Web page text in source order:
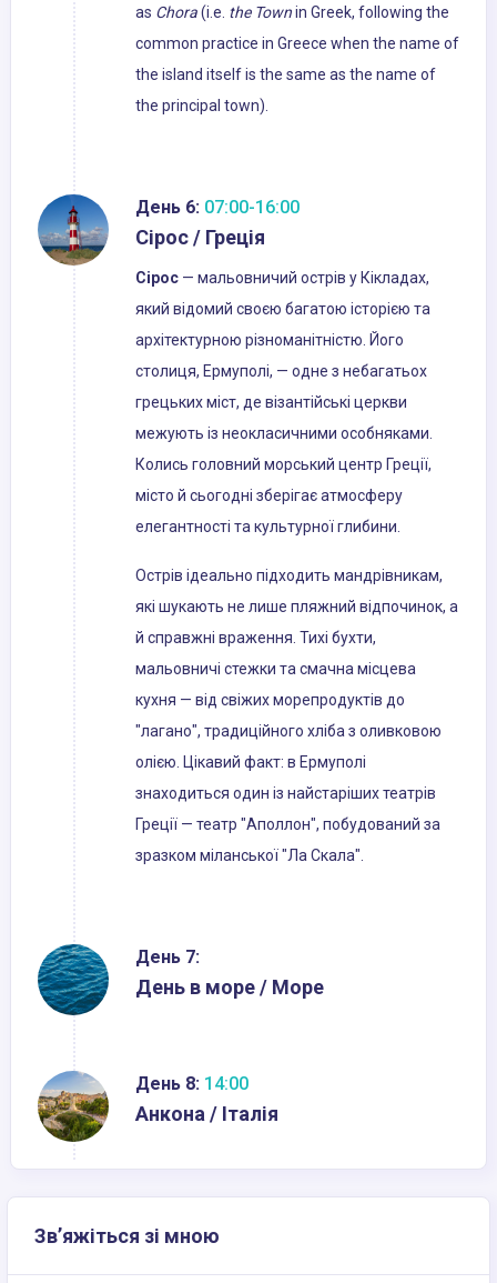
as Chora(i.e. the Townin Greek, following the
common practice in Greece when the name of
the island itself is the same as the name of
the principal town).
День 6: 07:00-16:00
Сірос / Греція
Сірос — мальовничий острів у Кікладах,
який відомий своєю багатою історією та
архітектурною різноманітністю. Його
столиця, Ермуполі, — одне з небагатьох
грецьких міст, де візантійські церкви
межують із неокласичними особняками.
Колись головний морський центр Греції,
місто й сьогодні зберігає атмосферу
елегантності та культурної глибини.
Острів ідеально підходить мандрівникам,
які шукають не лише пляжний відпочинок, а
й справжні враження. Тихі бухти,
мальовничі стежки та смачна місцева
кухня — від свіжих морепродуктів до
"лагано", традиційного хліба з оливковою
олією. Цікавий факт: в Ермуполі
знаходиться один із найстаріших театрів
Греції — театр "Аполлон", побудований за
зразком міланської "Ла Скала".
День 7:
День в море / Море
День 8: 14:00
Анкона / Італія
Зв’яжіться зі мною